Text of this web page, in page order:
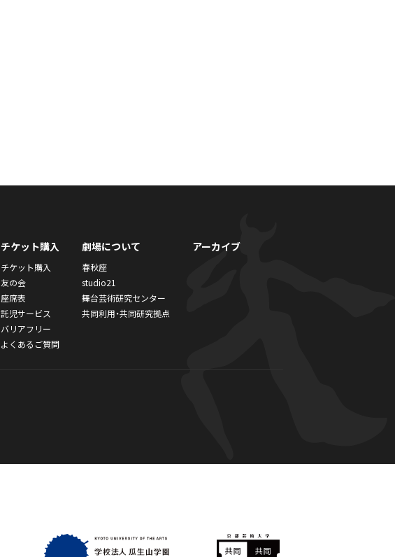
チケット購入
チケット購入
友の会
座席表
託児サービス
バリアフリー
よくあるご質問
劇場について
春秋座
studio21
舞台芸術研究センター
共同利用・共同研究拠点
アーカイブ